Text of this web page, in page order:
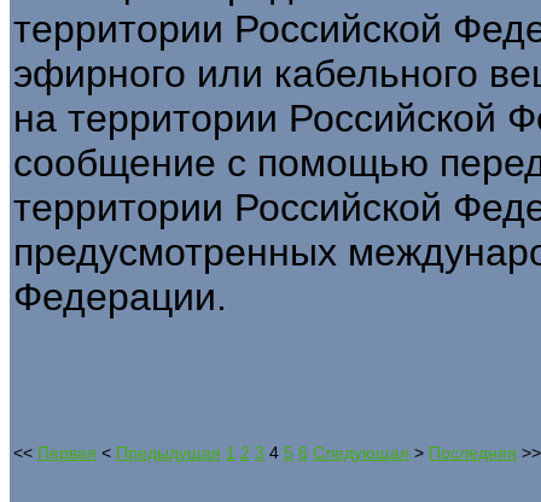
территории Российской
эфирного или кабельного
на территории Российской
сообщение с помощью
территории Российской
предусмотренных
Федерации.
<< Первая < Предыдущая 1 2 3 4 5 6 Следующая > Последняя >>